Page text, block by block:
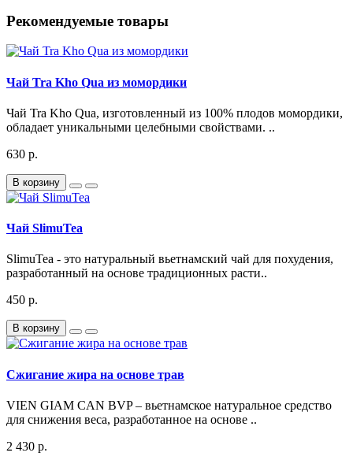
Рекомендуемые товары
Чай Tra Kho Qua из момордики
Чай Tra Kho Qua, изготовленный из 100% плодов момордики,
обладает уникальными целебными свойствами. ..
630 р.
В корзину
Чай SlimuTea
SlimuTea - это натуральный вьетнамский чай для похудения,
разработанный на основе традиционных расти..
450 р.
В корзину
Cжигание жира на основе трав
VIEN GIAM CAN BVP – вьетнамское натуральное средство
для снижения веса, разработанное на основе ..
2 430 р.